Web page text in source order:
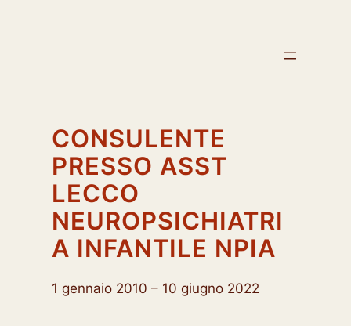
CONSULENTE
PRESSO ASST
LECCO
NEUROPSICHIATRI
A INFANTILE NPIA
1 gennaio 2010 – 10 giugno 2022